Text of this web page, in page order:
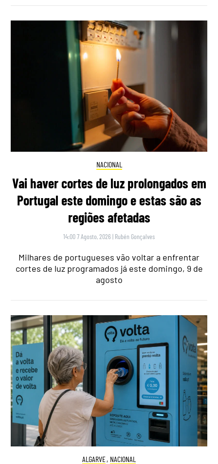
NACIONAL
Vai haver cortes de luz prolongados em
Portugal este domingo e estas são as
regiões afetadas
14:00 7 Agosto, 2026 | Rubén Gonçalves
Milhares de portugueses vão voltar a enfrentar
cortes de luz programados já este domingo, 9 de
agosto
ALGARVE, NACIONAL